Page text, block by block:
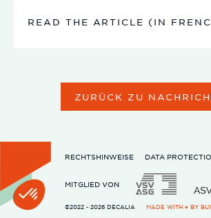
READ THE ARTICLE (IN
ZURÜCK ZU
RECHTSHINWEISE
DATA
MITGLIED VON
©2022 - 2026 DECALIA MADE WITH ♥ BY